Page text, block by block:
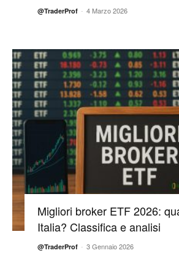
@TraderProf - 4 Marzo 2026
Migliori broker ETF 2026:
Italia? Classifica e analisi
@TraderProf - 3 Gennaio 2026